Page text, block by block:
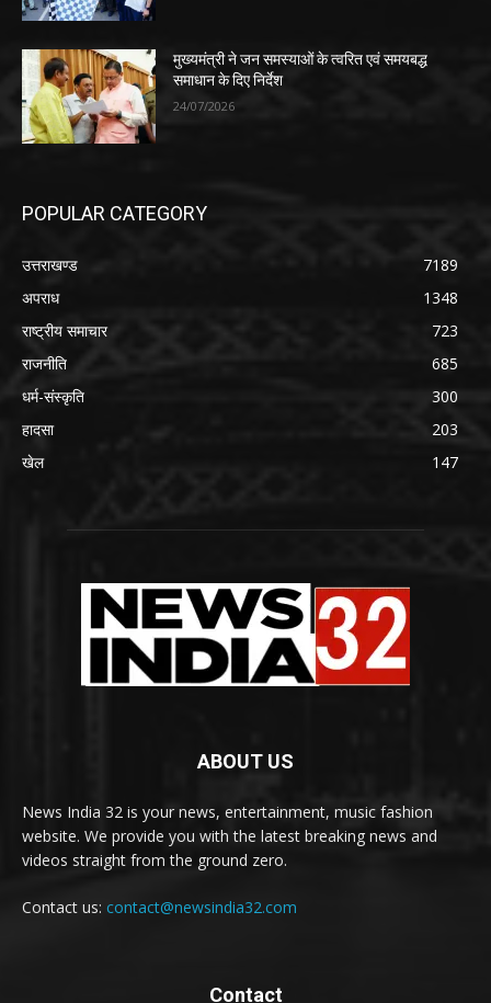
मुख्यमंत्री ने जन समस्याओं के त्वरित एवं समयबद्ध
समाधान के दिए निर्देश
24/07/2026
POPULAR CATEGORY
उत्तराखण्ड
7189
अपराध
1348
राष्ट्रीय समाचार
723
राजनीति
685
धर्म-संस्कृति
300
हादसा
203
खेल
147
ABOUT US
News India 32 is your news, entertainment, music fashion
website. We provide you with the latest breaking news and
videos straight from the ground zero.
Contact us: contact@newsindia32.com
Contact